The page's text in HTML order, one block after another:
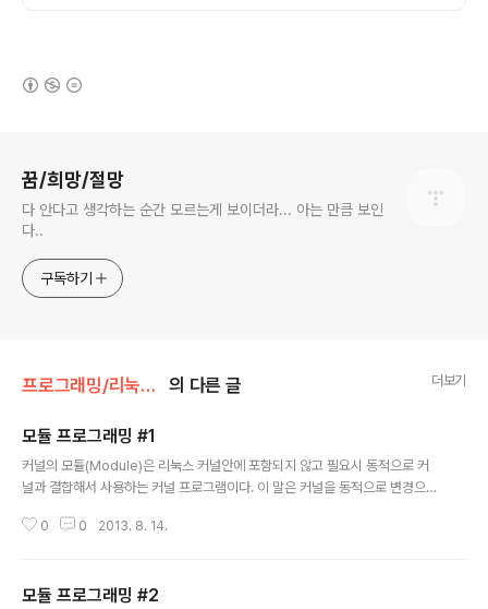
꿈/희망/절망
다 안다고 생각하는 순간 모르는게 보이더라... 아는 만큼 보인
다..
구독하기
프로그래밍/리눅스 드라이버 의 다른 글 더보기
모듈 프로그래밍 #1
커널의 모듈(Module)은 리눅스 커널안에 포함되지 않고 필요시 동적으로 커
널과 결합해서 사용하는 커널 프로그램이다. 이 말은 커널을 동적으로 변경으로
리할수 있다. (필요 없는 것들은 동작안시키면 되니깐...) 하지만 동적으로 커널
내리는 명령어는 각각 insmod 와 rmmod 이다. 뭐 리눅스 명령어다 보니 ma
0 0 2013. 8. 14.
모듈 프로그래밍 #2